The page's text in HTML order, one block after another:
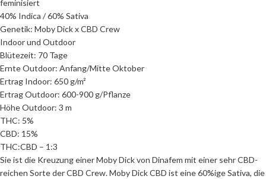
feminisiert
40% Indica / 60% Sativa
Genetik: Moby Dick x CBD Crew
Indoor und Outdoor
Blütezeit: 70 Tage
Ernte Outdoor: Anfang/Mitte Oktober
Ertrag Indoor: 650 g/m²
Ertrag Outdoor: 600-900 g/Pflanze
Höhe Outdoor: 3 m
THC: 5%
CBD: 15%
THC:CBD – 1:3
Sie ist die Kreuzung einer Moby Dick von Dinafem mit einer sehr CBD-
reichen Sorte der CBD Crew. Moby Dick CBD ist eine 60%ige Sativa, die